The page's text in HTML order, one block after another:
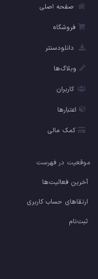
صفحه اصلی
فروشگاه
دانلودسنتر
وبلاگ‌ها
کاربران
اعتبارها
کمک مالی
موقعیت در فهرست
آخرین فعالیت‌ها
ارتقاهای حساب کاربری
ثبت‌نام